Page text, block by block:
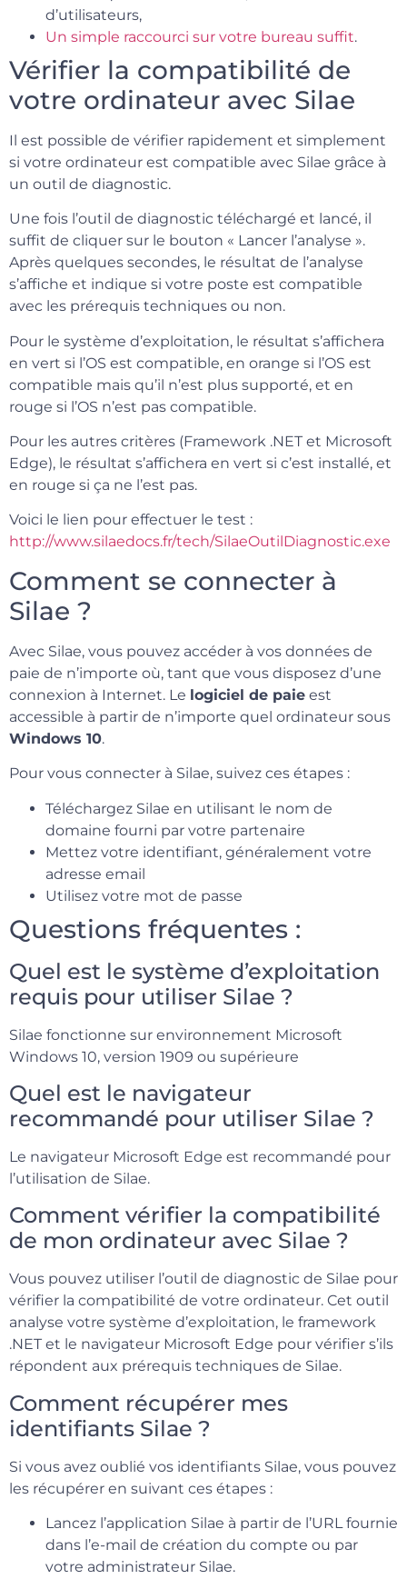
d’utilisateurs,
Un simple raccourci sur votre bureau suffit.
Vérifier la compatibilité de
votre ordinateur avec Silae
Il est possible de vérifier rapidement et simplement
si votre ordinateur est compatible avec Silae grâce à
un outil de diagnostic.
Une fois l’outil de diagnostic téléchargé et lancé, il
suffit de cliquer sur le bouton « Lancer l’analyse ».
Après quelques secondes, le résultat de l’analyse
s’affiche et indique si votre poste est compatible
avec les prérequis techniques ou non.
Pour le système d’exploitation, le résultat s’affichera
en vert si l’OS est compatible, en orange si l’OS est
compatible mais qu’il n’est plus supporté, et en
rouge si l’OS n’est pas compatible.
Pour les autres critères (Framework .NET et Microsoft
Edge), le résultat s’affichera en vert si c’est installé, et
en rouge si ça ne l’est pas.
Voici le lien pour effectuer le test :
http://www.silaedocs.fr/tech/SilaeOutilDiagnostic.exe
Comment se connecter à
Silae ?
Avec Silae, vous pouvez accéder à vos données de
paie de n’importe où, tant que vous disposez d’une
connexion à Internet. Le logiciel de paie est
accessible à partir de n’importe quel ordinateur sous
Windows 10.
Pour vous connecter à Silae, suivez ces étapes :
Téléchargez Silae en utilisant le nom de
domaine fourni par votre partenaire
Mettez votre identifiant, généralement votre
adresse email
Utilisez votre mot de passe
Questions fréquentes :
Quel est le système d’exploitation
requis pour utiliser Silae ?
Silae fonctionne sur environnement Microsoft
Windows 10, version 1909 ou supérieure
Quel est le navigateur
recommandé pour utiliser Silae ?
Le navigateur Microsoft Edge est recommandé pour
l’utilisation de Silae.
Comment vérifier la compatibilité
de mon ordinateur avec Silae ?
Vous pouvez utiliser l’outil de diagnostic de Silae pour
vérifier la compatibilité de votre ordinateur. Cet outil
analyse votre système d’exploitation, le framework
.NET et le navigateur Microsoft Edge pour vérifier s’ils
répondent aux prérequis techniques de Silae.
Comment récupérer mes
identifiants Silae ?
Si vous avez oublié vos identifiants Silae, vous pouvez
les récupérer en suivant ces étapes :
Lancez l’application Silae à partir de l’URL fournie
dans l’e-mail de création du compte ou par
votre administrateur Silae.